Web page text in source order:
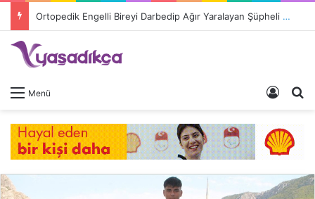
Ortopedik Engelli Bireyi Darbedip Ağır Yaralayan Şüpheli Tutuklandı
Menü Giriş